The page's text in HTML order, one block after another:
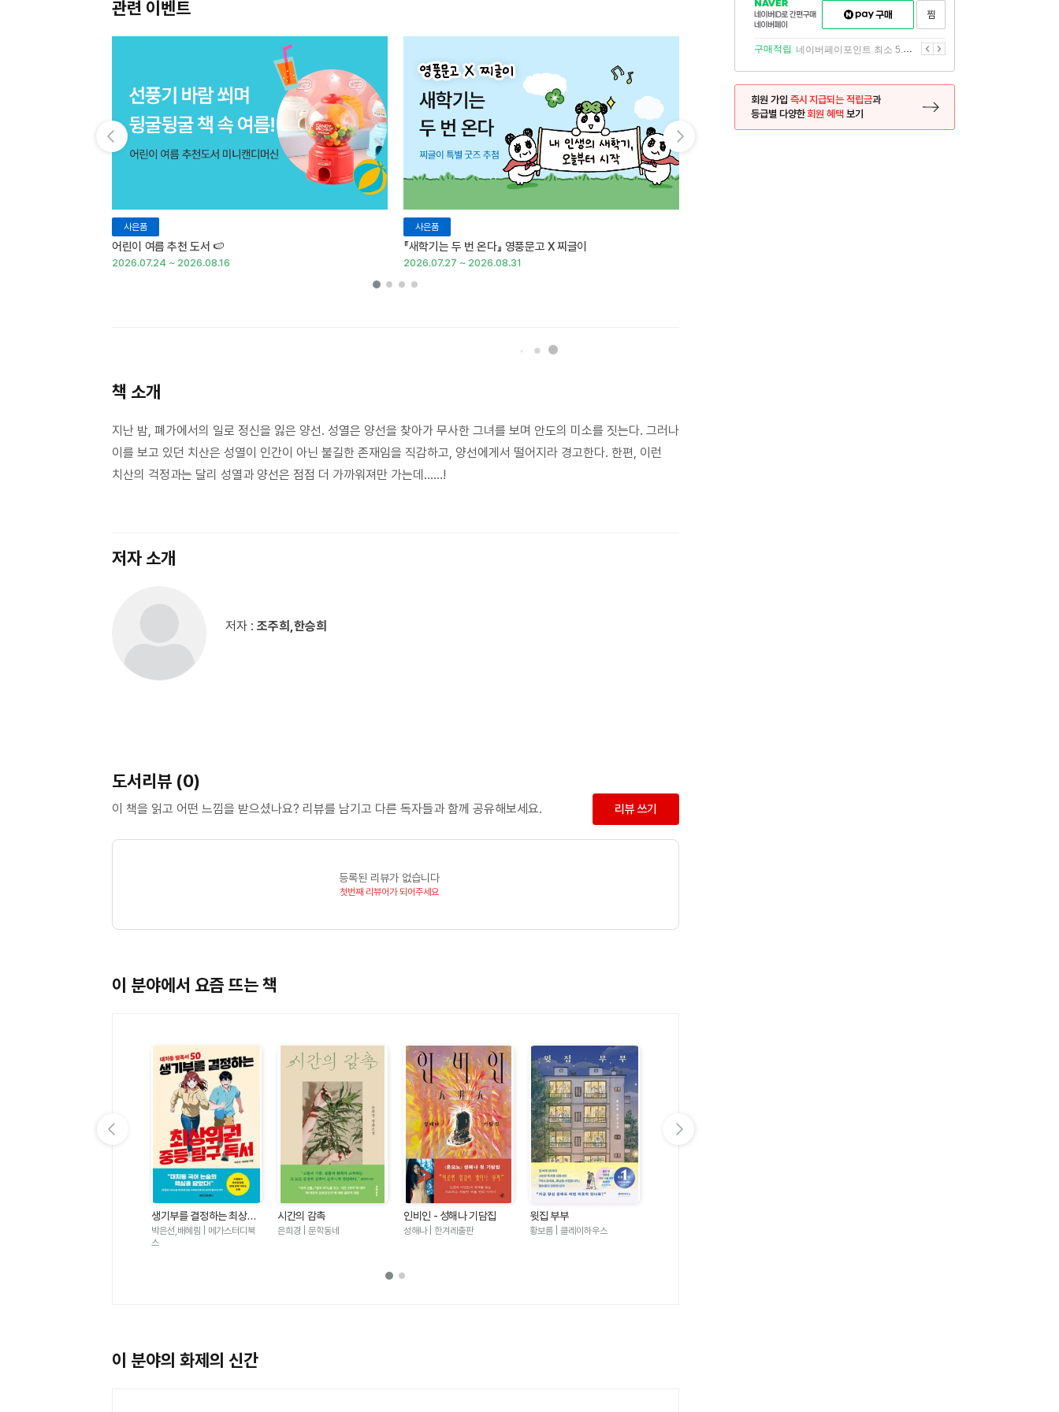
관련 이벤트
사은품
어린이 여름 추천 도서 🍉
2026.07.24 ~ 2026.08.16
사은품
『새학기는 두 번 온다』 영풍문고 X 찌글이
2026.07.27 ~ 2026.08.31
책 소개
지난 밤, 폐가에서의 일로 정신을 잃은 양선. 성열은 양선을 찾아가 무사한 그녀를 보며 안도의 미소를 짓는다. 그러나
이를 보고 있던 치산은 성열이 인간이 아닌 불길한 존재임을 직감하고, 양선에게서 떨어지라 경고한다. 한편, 이런
치산의 걱정과는 달리 성열과 양선은 점점 더 가까워져만 가는데……!
저자 소개
저자 : 조주희,한승희
도서리뷰 (0)
이 책을 읽고 어떤 느낌을 받으셨나요? 리뷰를 남기고 다른 독자들과 함께 공유해보세요. 리뷰 쓰기
등록된 리뷰가 없습니다
첫번째 리뷰어가 되어주세요
이 분야에서 요즘 뜨는 책
생기부를 결정하는 최상위
권 중등 탐구 독서 - 대치동
필독서 50
박은선,배혜림 | 메가스터디북
스
시간의 감촉
은희경 | 문학동네
인비인 - 성해나 기담집
성해나 | 한겨레출판
윗집 부부
황보름 | 클레이하우스
이 분야의 화제의 신간
NAVER
네이버
ID로
간편구매
네이버페이
구매하기
이전
구매적립 네이버페이포인트 최소 5.5% 적립 다음
회원 가입 즉시 지급되는 적립금과
등급별 다양한회원 혜택 보기